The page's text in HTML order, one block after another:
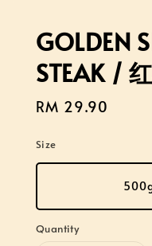
GOLDEN
STEAK /
Regular
RM 29.90
Size
Quantity